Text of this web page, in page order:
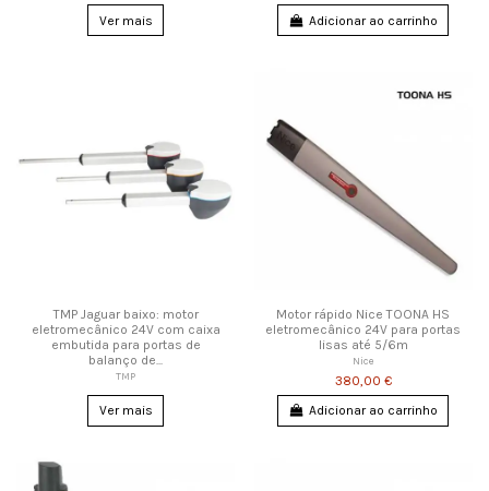
Ver mais
Adicionar ao carrinho
TMP Jaguar baixo: motor
eletromecânico 24V com caixa
embutida para portas de
balanço de...
TMP
Ver mais
Motor rápido Nice TOONA HS
eletromecânico 24V para portas
lisas até 5/6m
Nice
380,00 €
Adicionar ao carrinho